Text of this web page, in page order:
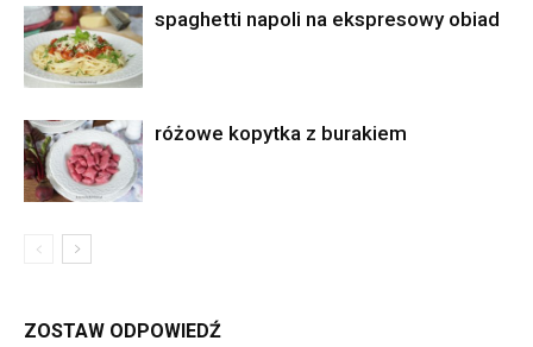
spaghetti napoli na ekspresowy obiad
różowe kopytka z burakiem
ZOSTAW ODPOWIEDŹ